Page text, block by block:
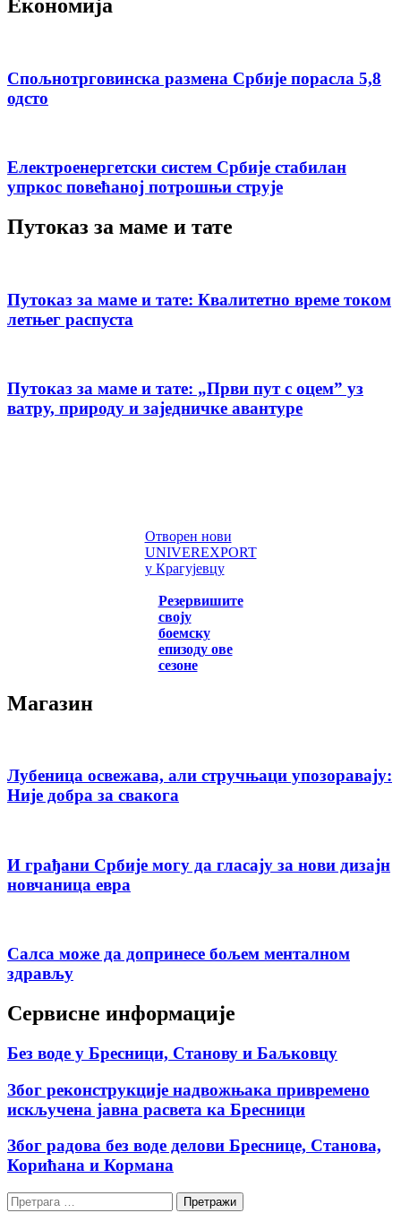
Економија
Спољнотрговинска размена Србије порасла 5,8
одсто
Електроенергетски систем Србије стабилан
упркос повећаној потрошњи струје
Путоказ за маме и тате
Путоказ за маме и тате: Квалитетно време током
летњег распуста
Путоказ за маме и тате: „Први пут с оцемˮ уз
ватру, природу и заједничке авантуре
Отворен нови
UNIVEREXPORT
у Крагујевцу
Резервишите
своју
боемску
епизоду ове
сезоне
Магазин
Лубеница освежава, али стручњаци упозоравају:
Није добра за свакога
И грађани Србије могу да гласају за нови дизајн
новчаница евра
Салса може да допринесе бољем менталном
здрављу
Сервисне информације
Без воде у Бресници, Станову и Баљковцу
Због реконструкције надвожњака привремено
искључена јавна расвета ка Бресници
Због радова без воде делови Бреснице, Станова,
Корићана и Кормана
Претрага